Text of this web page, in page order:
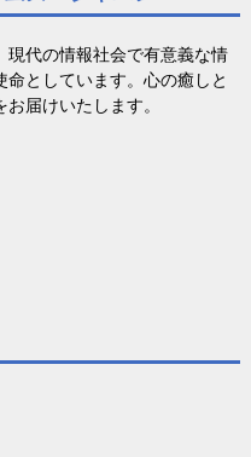
代の情報社会で有意義な情
としています。心の癒しと
届けいたします。